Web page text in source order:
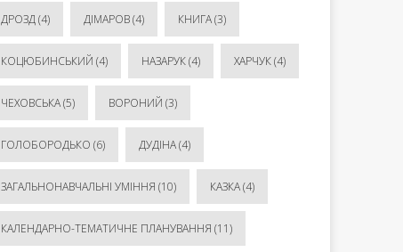
ДРОЗД(4) ДІМАРОВ(4) КНИГА(3)
КОЦЮБИНСЬКИЙ (4) НАЗАРУК(4) ХАРЧУК(4)
ЧЕХОВСЬКА(5) ВОРОНИЙ (3)
ГОЛОБОРОДЬКО (6) ДУДІНА(4)
ЗАГАЛЬНОНАВЧАЛЬНІ УМІННЯ (10) КАЗКА(4)
КАЛЕНДАРНО-ТЕМАТИЧНЕ ПЛАНУВАННЯ (11)